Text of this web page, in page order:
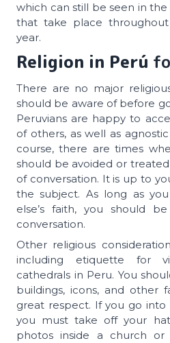
which can still be seen in
that take place
year.
Religion in Perú
There are no major
should be aware of before
Peruvians are happy to
of others, as well as
course, there are times
should be avoided or
of conversation. It is up to
the subject. As long as
else’s faith, you should
conversation.
Other religious
including etiquette for
cathedrals in Peru. You
buildings, icons, and other
great respect. If you go
you must take off your
photos inside a church or